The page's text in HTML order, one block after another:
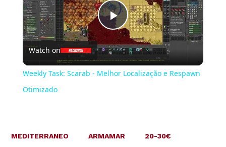
Play
Video
Watch on
Weekly Task: Scarab - Melhor Localização e Respawn
Otimizado
MEDITERRANEO ARMAMAR 20-30€